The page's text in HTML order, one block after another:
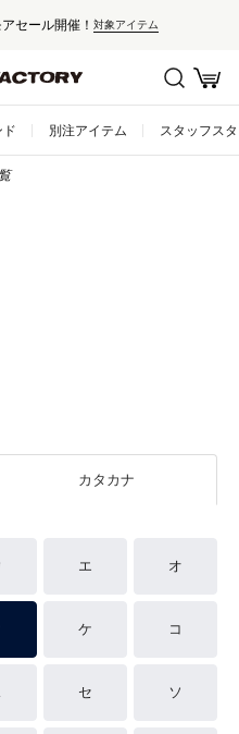
セール開催！ 対象アイテム
ド 別注アイテム スタッフス
カタカナ
エ オ
ケ コ
セ ソ